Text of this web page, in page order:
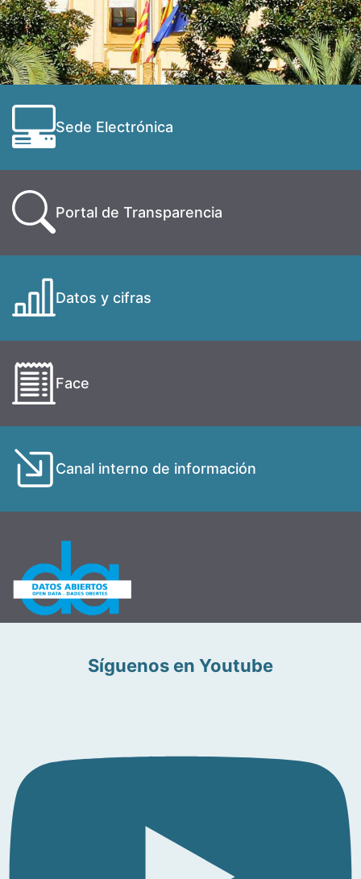
Sede Electrónica
Portal de Transparencia
Datos y cifras
Face
Canal interno de información
Síguenos en Youtube